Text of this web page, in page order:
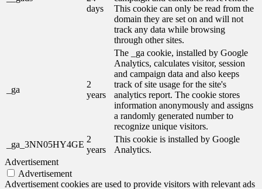
days
This cookie can only be read from the
domain they are set on and will not
track any data while browsing
through other sites.
_ga
2
years
The _ga cookie, installed by Google
Analytics, calculates visitor, session
and campaign data and also keeps
track of site usage for the site's
analytics report. The cookie stores
information anonymously and assigns
a randomly generated number to
recognize unique visitors.
_ga_3NN05HY4GE
2
years
This cookie is installed by Google
Analytics.
Advertisement
Advertisement
Advertisement cookies are used to provide visitors with relevant ads